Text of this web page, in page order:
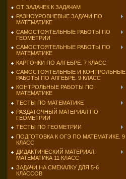
ОТ ЗАДАЧЕК К ЗАДАЧАМ
РАЗНОУРОВНЕВЫЕ ЗАДАЧИ ПО
МАТЕМАТИКЕ
САМОСТОЯТЕЛЬНЫЕ РАБОТЫ ПО
ГЕОМЕТРИИ
САМОСТОЯТЕЛЬНЫЕ РАБОТЫ ПО
МАТЕМАТИКЕ
КАРТОЧКИ ПО АЛГЕБРЕ. 7 КЛАСС
САМОСТОЯТЕЛЬНЫЕ И КОНТРОЛЬНЫЕ
РАБОТЫ ПО АЛГЕБРЕ. 9 КЛАСС
КОНТРОЛЬНЫЕ РАБОТЫ ПО
МАТЕМАТИКЕ
ТЕСТЫ ПО МАТЕМАТИКЕ
РАЗДАТОЧНЫЙ МАТЕРИАЛ ПО
ГЕОМЕТРИИ
ТЕСТЫ ПО ГЕОМЕТРИИ
ПОДГОТОВКА К ОГЭ ПО МАТЕМАТИКЕ. 9
КЛАСС
ДИДАКТИЧЕСКИЙ МАТЕРИАЛ.
МАТЕМАТИКА 11 КЛАСС
ЗАДАЧИ НА СМЕКАЛКУ ДЛЯ 5-6
КЛАССОВ